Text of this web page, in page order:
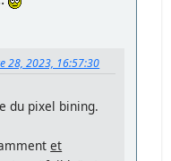
28, 2023, 16:57:30
du pixel bining.
et